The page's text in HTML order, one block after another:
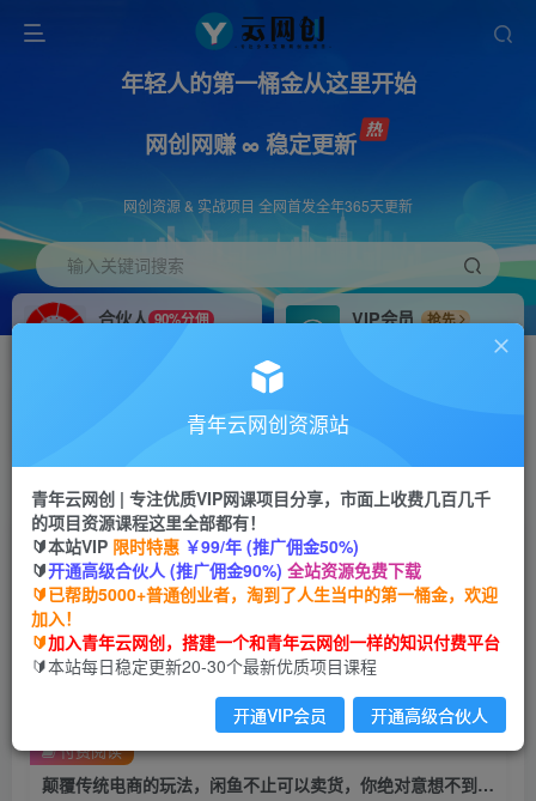
年轻人的第一桶金从这里开始
网创网赚 ∞ 稳定更新
网创资源 & 实战项目 全网首发全年365天更新
输入关键词搜索
合伙人 90%分佣
VIP会员
抢先
搭建同款网站，自己当老板
首页 创业课程 会员免费 正文
颠覆传统电商的玩法，闲鱼不止可以卖货，你绝对
意想不到的操作。我靠这个项目年收入20W【揭
秘】
青年云网创
2年前发布
1891 102
颠覆传统电商的玩法，闲鱼不止可以卖货，你绝对意想不到的操作。我靠这个项目年收入20W【揭秘】
付费阅读
青年云网创资源站
青年云网创 | 专注优质VIP网课项目分享，市面上收费几百几千
的项目资源课程这里全部都有！
🔰本站VIP 限时特惠 ￥99/年 (推广佣金50%)
🔰开通高级合伙人 (推广佣金90%) 全站资源免费下载
🔰已帮助5000+普通创业者，淘到了人生当中的第一桶金，欢迎
加入！
🔰加入青年云网创，搭建一个和青年云网创一样的知识付费平台
🔰本站每日稳定更新20-30个最新优质项目课程
开通VIP会员 开通高级合伙人